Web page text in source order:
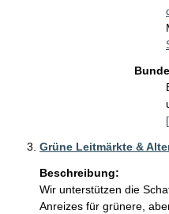
Grüne Leitmärkte &
Beschreibung:
Wir unterstützen die
Anreizes für grünere,